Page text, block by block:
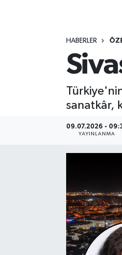
HABERLER
sanatkâr,
09.07.2026 -
YAYINLANMA
ÖZEL HABER
RESMİ İLANLAR
TEKNOLOJİ